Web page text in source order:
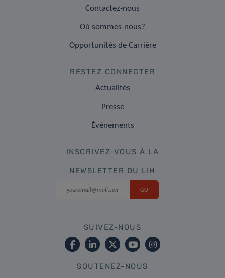
Contactez-nous
Où sommes-nous?
Opportunités de Carrière
RESTEZ CONNECTER
Actualités
Presse
Événements
INSCRIVEZ-VOUS À LA
NEWSLETTER DU LIH
SUIVEZ-NOUS
SOUTENEZ-NOUS